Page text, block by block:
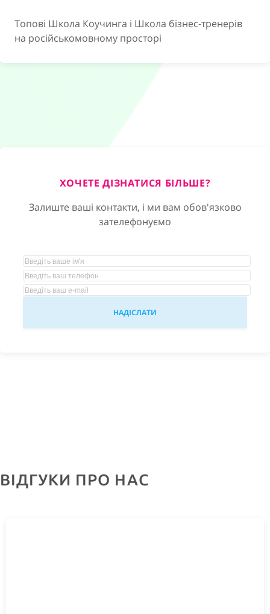
Топові Школа Коучинга і Школа бізнес-тренерів
на російськомовному просторі
ХОЧЕТЕ ДІЗНАТИСЯ БІЛЬШЕ?
Залиште ваші контакти, і ми вам обов'язково
зателефонуємо
ВІДГУКИ ПРО НАС